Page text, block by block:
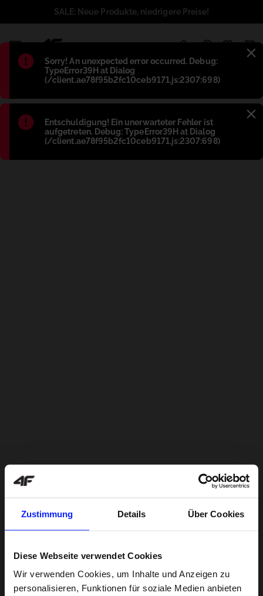
Zustimmung Details Über Cookies
Diese Webseite verwendet Cookies
Wir verwenden Cookies, um Inhalte und Anzeigen zu
personalisieren, Funktionen für soziale Medien anbieten
Błąd:
Sorry! An unexpected error occurred. Debug:
TypeError39H at Dialog
(/client.ae78f95b2fc10ceb9171.js:2307:698)
Błąd:
Entschuldigung! Ein unerwarteter Fehler ist
aufgetreten. Debug: TypeError39H at Dialog
(/client.ae78f95b2fc10ceb9171.js:2307:698)
SALE: Neue Produkte, niedrigere Preise!